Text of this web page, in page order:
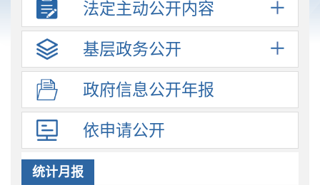
法定主动公开内容
基层政务公开
政府信息公开年报
依申请公开
统计月报